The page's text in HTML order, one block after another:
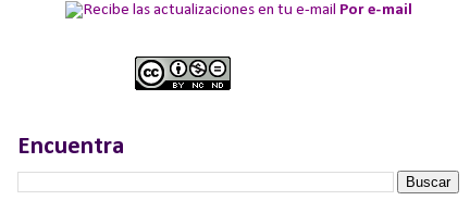
Por e-mail
Encuentra